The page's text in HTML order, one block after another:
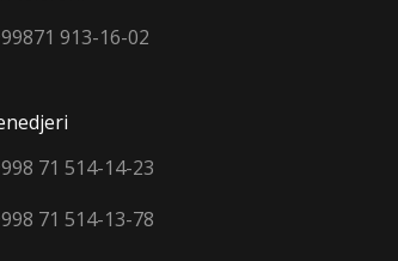
913-16-02
71 514-14-23
71 514-13-78